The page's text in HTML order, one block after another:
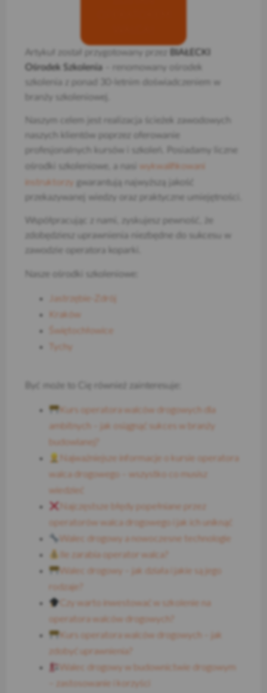
Artykuł został przygotowany przez
BIAŁECKI
Ośrodek Szkolenia – renomowany ośrodek
szkolenia z ponad 30-letnim doświadczeniem w
branży szkoleniowej.
Naszym celem jest realizacja ścieżek zawodowych
naszych klientów poprzez oferowanie
profesjonalnych kursów i szkoleń. Posiadamy liczne
ośrodki szkoleniowe, a nasi
wykwalifikowani
instruktorzy
gwarantują najwyższą jakość
przekazywanej wiedzy oraz praktyczne umiejętności.
Współpracując z nami, zyskujesz pewność, że
zdobędziesz uprawnienia niezbędne do sukcesu w
zawodzie operatora koparki.
Nasze ośrodki szkoleniowe:
Jastrzębie-Zdrój
Kraków
Świętochłowice
Tychy
Być może to Cię również zainteresuje:
Kurs operatora walców drogowych dla
ambitnych – jak osiągnąć sukces w branży
budowlanej?
Najważniejsze informacje o kursie operatora
walca drogowego – wszystko co musisz
wiedzieć
Najczęstsze błędy popełniane przez
operatorów walca drogowego i jak ich uniknąć
Walec drogowy a nowoczesne technologie
Ile zarabia operator walca?
Walec drogowy – jak działa i jakie są jego
rodzaje?
Czy warto inwestować w szkolenie na
operatora walców drogowych?
Kurs operatora walców drogowych – jak
zdobyć uprawnienia?
Walec drogowy w budownictwie drogowym
– zastosowanie i korzyści